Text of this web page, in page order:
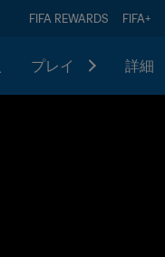
FIFA REWARDS FIFA+
プレイ 詳細